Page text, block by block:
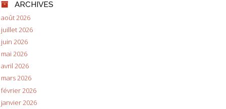
ARCHIVES
août 2026
juillet 2026
juin 2026
mai 2026
avril 2026
mars 2026
février 2026
janvier 2026